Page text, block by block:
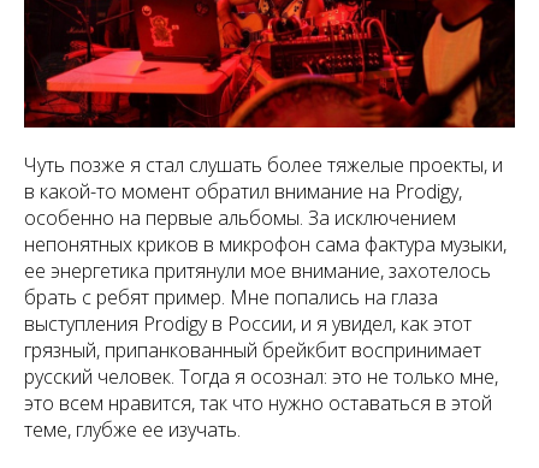
Чуть позже я стал слушать более тяжелые проекты, и
в какой-то момент обратил внимание на Prodigy,
особенно на первые альбомы. За исключением
непонятных криков в микрофон сама фактура музыки,
ее энергетика притянули мое внимание, захотелось
брать с ребят пример. Мне попались на глаза
выступления Prodigy в России, и я увидел, как этот
грязный, припанкованный брейкбит воспринимает
русский человек. Тогда я осознал: это не только мне,
это всем нравится, так что нужно оставаться в этой
теме, глубже ее изучать.